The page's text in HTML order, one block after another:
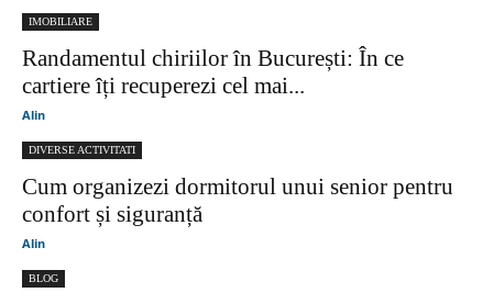
IMOBILIARE
Randamentul chiriilor în București: În ce
cartiere îți recuperezi cel mai...
Alin
DIVERSE ACTIVITATI
Cum organizezi dormitorul unui senior pentru
confort și siguranță
Alin
BLOG